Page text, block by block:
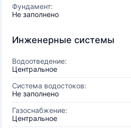
Фундамент:
Не заполнено
Инженерные системы
Водоотведение:
Центральное
Система водостоков:
Не заполнено
Газоснабжение:
Центральное